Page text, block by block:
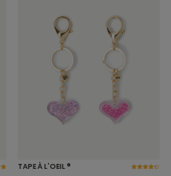
TAPE À L'OEIL ®